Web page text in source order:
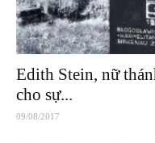
Edith Stein, nữ
cho sự...
09/08/2017